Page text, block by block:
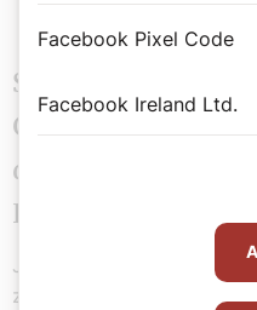
Sie haben ein
Gleichnisse Jesu
das wichtigste
Buches?
Jesus redet in all diesen
zugleich von sich selbst.
Facebook Pixel Code
Facebook Ireland Ltd.